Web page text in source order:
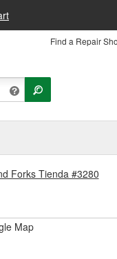
Find a Repair
Forks Tienda #3280